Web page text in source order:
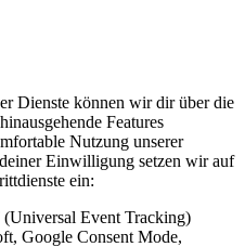
Dienste können wir dir über die
Features
Nutzung unserer
Einwilligung setzen wir auf
ein:
Event Tracking)
Google Consent Mode,